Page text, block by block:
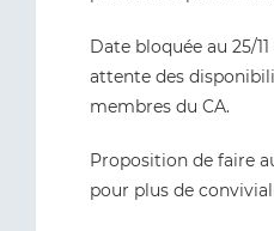
Date bloquée au 25/11
attente des
membres du CA.
Proposition de faire
pour plus de